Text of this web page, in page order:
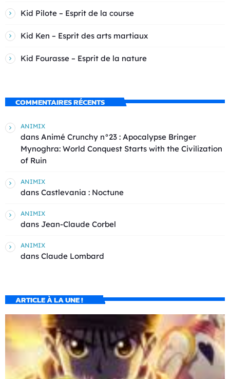
Kid Pilote – Esprit de la course
Kid Ken – Esprit des arts martiaux
Kid Fourasse – Esprit de la nature
COMMENTAIRES RÉCENTS
ANIMIX
dans Animé Crunchy n°23 : Apocalypse Bringer
Mynoghra: World Conquest Starts with the Civilization
of Ruin
ANIMIX
dans Castlevania : Noctune
ANIMIX
dans Jean-Claude Corbel
ANIMIX
dans Claude Lombard
ARTICLE À LA UNE !